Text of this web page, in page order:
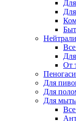
От
Для
Для
Для